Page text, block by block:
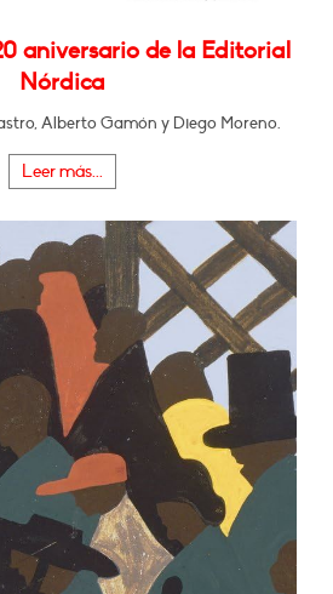
aniversario de la Editorial
Nórdica
Alberto Gamón y Diego Moreno.
Leer más...